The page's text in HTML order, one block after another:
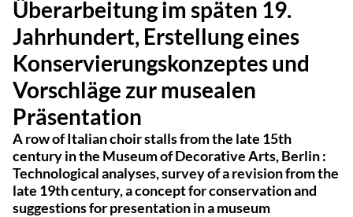
Überarbeitung im späten 19.
Jahrhundert, Erstellung eines
Konservierungskonzeptes und
Vorschläge zur musealen
Präsentation
A row of Italian choir stalls from the late 15th
century in the Museum of Decorative Arts, Berlin :
Technological analyses, survey of a revision from the
late 19th century, a concept for conservation and
suggestions for presentation in a museum